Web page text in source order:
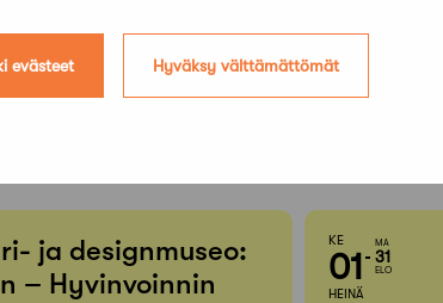
evästeet Hyväksy välttämättömät
ja designmuseo:
– Hyvinvoinnin
KE
01
HEINÄ
MA
31
ELO